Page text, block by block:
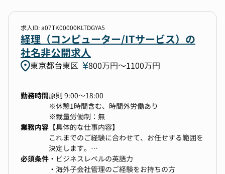
┗ 人材要件定義、母集団形成から採用面接、ア
トラクト、クロージングまで採用チームと連携し
施策をリードする
・評価・報酬制度の企画・運用
┗ 人事企画チームとの連携による、GTM組織に
最適な評価報酬制度の企画とその効率的な運用
┗ 各種Survey等を通じた組織コンディションの
把握・分析とそれに基づく打ち手の立案・実行
┗ マネージャー・リーダー候補育成施策の企
画・実行
・各種研修・オフサイトの企画・運営
・人材のリテンション施策の企画・実行
・組織・カルチャー作りのための施策の企画・実
求人ID: a07TK00000KLTDGYA5
経理（コンピューター/ITサービス）の
社名非公開求人
東京都台東区 800万円〜1100万円
勤務時間原則 9:00～18:00
※休憩1時間含む、時間外労働あり
※裁量労働制：無
業務内容 【具体的な仕事内容】
これまでのご経験に合わせて、お任せする範囲を
決定します。
・海外子会社の経営管理全般
・資金管理と損益管理を通じた海外子会社の業績
必須条件 ・ビジネスレベルの英語力
・海外子会社管理のご経験をお持ちの方